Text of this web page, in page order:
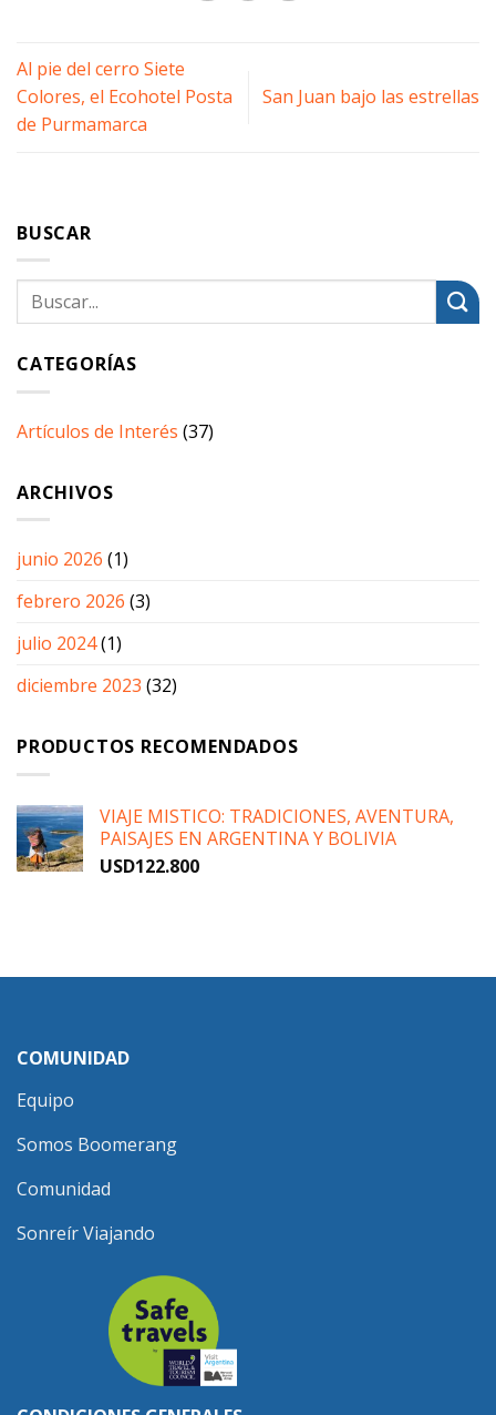
Al pie del cerro Siete
Colores, el Ecohotel Posta
de Purmamarca
San Juan bajo las estrellas
BUSCAR
CATEGORÍAS
Artículos de Interés (37)
ARCHIVOS
junio 2026 (1)
febrero 2026 (3)
julio 2024(1)
diciembre 2023 (32)
PRODUCTOS RECOMENDADOS
VIAJE MISTICO: TRADICIONES, AVENTURA,
PAISAJES EN ARGENTINA Y BOLIVIA
USD122.800
COMUNIDAD
Equipo
Somos Boomerang
Comunidad
Sonreír Viajando